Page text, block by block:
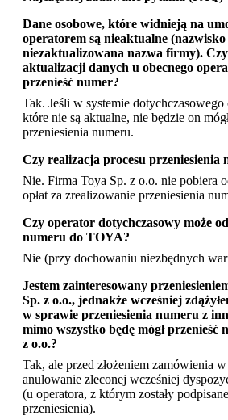
Dane osobowe, które widnieją na
operatorem są nieaktualne
niezaktualizowana nazwa firmy).
aktualizacji danych u obecnego
przenieść numer?
Tak. Jeśli w systemie
które nie są aktualne, nie będzie on
przeniesienia numeru.
Czy realizacja procesu przeniesienia
Nie. Firma Toya Sp. z o.o. nie pobiera
opłat za zrealizowanie przeniesienia
Czy operator dotychczasowy może
numeru do TOYA?
Nie (przy dochowaniu niezbędnych
Jestem zainteresowany
Sp. z o.o., jednakże wcześniej
w sprawie przeniesienia numeru z
mimo wszystko będę mógł przenieść
z o.o.?
Tak, ale przed złożeniem zamówienia
anulowanie zleconej wcześniej
(u operatora, z którym zostały
przeniesienia).